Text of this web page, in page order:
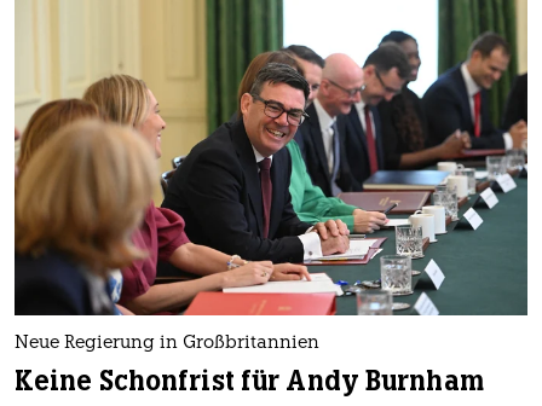
Neue Regierung in Großbritannien
Keine Schonfrist für Andy Burnham